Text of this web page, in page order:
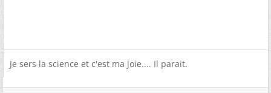
Je sers la science et c'est ma joie.... Il parait.